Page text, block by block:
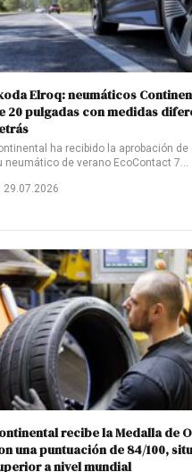
Elroq: neumáticos
20 pulgadas con medidas
ha recibido la aprobación de
neumático de verano EcoContact 7…
29.07.2026
recibe la Medalla de
una puntuación de 84/100,
a nivel mundial